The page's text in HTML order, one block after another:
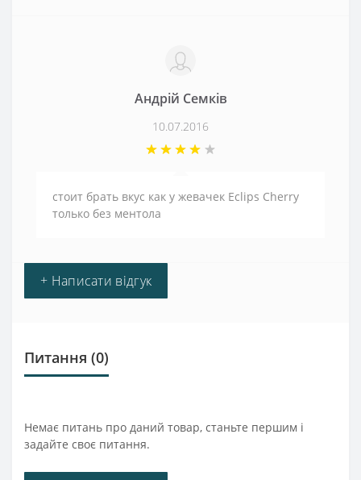
Андрій Семків
10.07.2016
стоит брать вкус как у жевачек Eclips Cherry
только без ментола
+ Написати відгук
Питання (0)
Немає питань про даний товар, станьте першим і
задайте своє питання.